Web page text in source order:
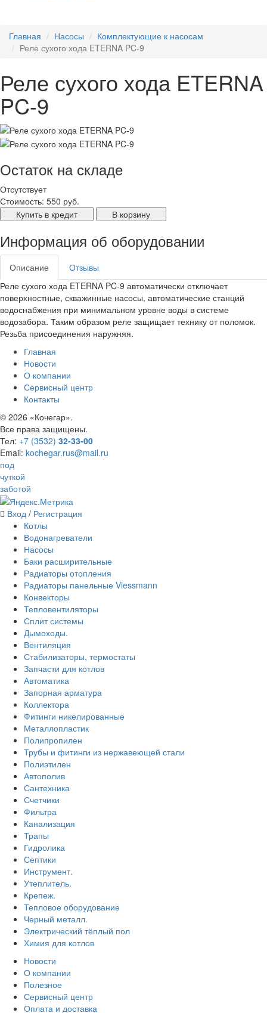
Главная Насосы
Комплектующие к насосам
Реле сухого хода ETERNA PC-9
Реле сухого хода ETERNA
PC-9
Остаток на складе
Отсутствует
Стоимость: 550 руб.
Купить в кредит
В корзину
Информация об оборудовании
Описание
Отзывы
Реле сухого хода ETERNA PC-9 автоматически отключает
поверхностные, скважинные насосы, автоматические станций
водоснабжения при минимальном уровне воды в системе
водозабора. Таким образом реле защищает технику от поломок.
Резьба присоединения наружняя.
Главная
Новости
О компании
Сервисный центр
Контакты
© 2026 «Кочегар».
Все права защищены.
Тел: +7 (3532) 32-33-00
Email: kochegar.rus@mail.ru
под
чуткой
заботой
Вход / Регистрация
Котлы
Водонагреватели
Насосы
Баки расширительные
Радиаторы отопления
Радиаторы панельные Viessmann
Конвекторы
Тепловентиляторы
Сплит системы
Дымоходы.
Вентиляция
Стабилизаторы, термостаты
Запчасти для котлов
Автоматика
Запорная арматура
Коллектора
Фитинги никелированные
Металлопластик
Полипропилен
Трубы и фитинги из нержавеющей стали
Полиэтилен
Автополив
Сантехника
Счетчики
Фильтра
Канализация
Трапы
Гидролика
Септики
Инструмент.
Утеплитель.
Крепеж.
Тепловое оборудование
Черный металл.
Электрический тёплый пол
Химия для котлов
Новости
О компании
Полезное
Сервисный центр
Оплата и доставка